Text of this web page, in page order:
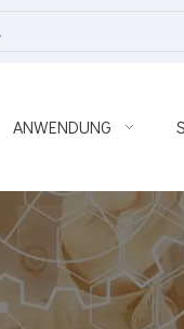
ANWENDUNG